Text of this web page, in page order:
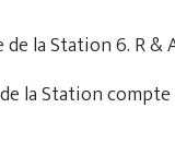
la Station 6. R &
la Station